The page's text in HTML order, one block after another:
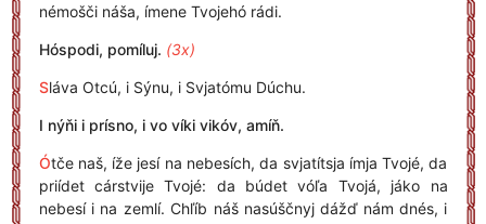
némošči náša, ímene Tvojehó rádi.
Hóspodi, pomíluj. (3x)
Sláva Otcú, i Sýnu, i Svjatómu Dúchu.
I nýňi i prísno, i vo víki vikóv, amíň.
Ótče naš, íže jesí na nebesích, da svjatítsja ímja Tvojé, da
priídet cárstvije Tvojé: da búdet vóľa Tvojá, jáko na
nebesí i na zemlí. Chľíb náš nasúščnyj dážď nám dnés, i